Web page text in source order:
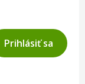
Prihlásiť sa